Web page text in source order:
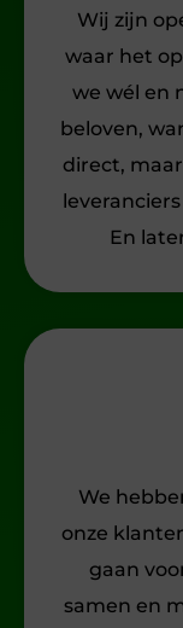
Wij zijn
waar het
we wél en
beloven,
direct,
En
We
onze
gaan
samen en